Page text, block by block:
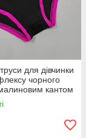
для дівчинки
чорного
кантом